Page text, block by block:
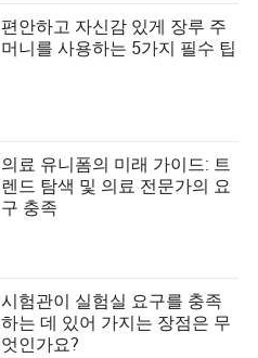
편안하고 자신감 있게 장루 주
머니를 사용하는 5가지 필수 팁
의료 유니폼의 미래 가이드: 트
렌드 탐색 및 의료 전문가의 요
구 충족
시험관이 실험실 요구를 충족
하는 데 있어 가지는 장점은 무
엇인가요?